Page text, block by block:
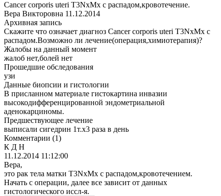
Сancer corporis uteri T3NxMx c распадом,кровотечение.
Вера Викторовна 11.12.2014
Архивная запись
Скажите что означает диагноз Сancer corporis uteri T3NxMx c
распадом.Возможно ли лечение(операция,химиотерапия)?
Жалобы на данный момент
жалоб нет,болей нет
Прошедшие обследования
узи
Данные биопсии и гистологии
В присланном материале гистокартина инвазии
высокодифференцированной эндометриальной
аденокарциномы.
Предшествующее лечение
выписали сигедрин 1т.х3 раза в день
Комментарии (1)
К Д Н
11.12.2014 11:12:00
Вера,
это рак тела матки T3NxMx c распадом,кровотечением.
Начать с операции, далее все зависит от данных
гистологического иссл-я.